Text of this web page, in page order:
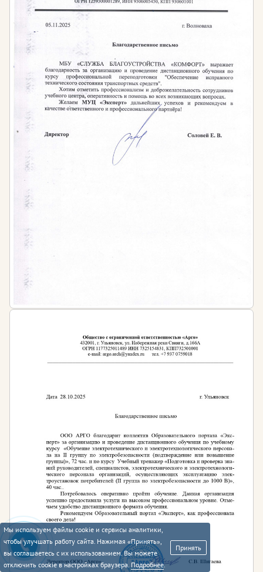
Мы используем файлы cookie и сервисы аналитики,
чтобы улучшать работу сайта. Нажимая «Принять»,
вы соглашаетесь с их использованием. Вы можете
отключить cookie в настройках браузера. Подробнее.
Принять